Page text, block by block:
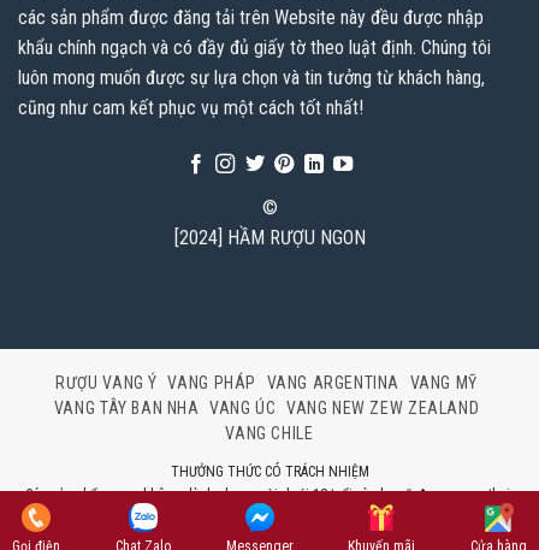
các sản phẩm được đăng tải trên Website này đều được nhập
khẩu chính ngạch và có đầy đủ giấy tờ theo luật định. Chúng tôi
luôn mong muốn được sự lựa chọn và tin tưởng từ khách hàng,
cũng như cam kết phục vụ một cách tốt nhất!
©
[2024] HẦM RƯỢU NGON
RƯỢU VANG Ý VANG PHÁP VANG ARGENTINA
VANG MỸ
VANG TÂY BAN NHA VANG ÚC
VANG NEW ZEW ZEALAND
VANG CHILE
THƯỞNG THỨC CÓ TRÁCH NHIỆM
Các sản phẩm rượu không dành cho người dưới 18 tuổi và phụ nữ đang mang thai.
Bản quyền © 2024 HẦM RƯỢU NGON Hiện thân của sự cống hiến không ngừng để
đạt tới sự hoàn hảo
Gọi điện Chat Zalo Messenger Khuyến mãi Cửa hàng